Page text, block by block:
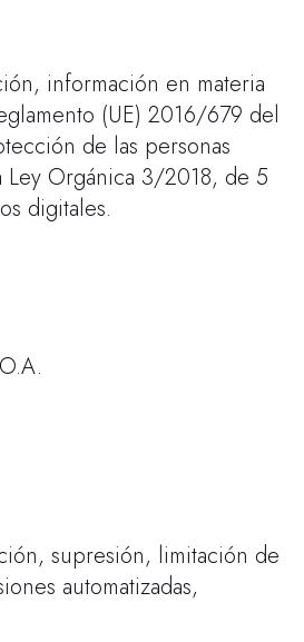
información en materia
(UE) 2016/679 del
de las personas
Ley Orgánica 3/2018, de 5
digitales.
supresión, limitación de
automatizadas,